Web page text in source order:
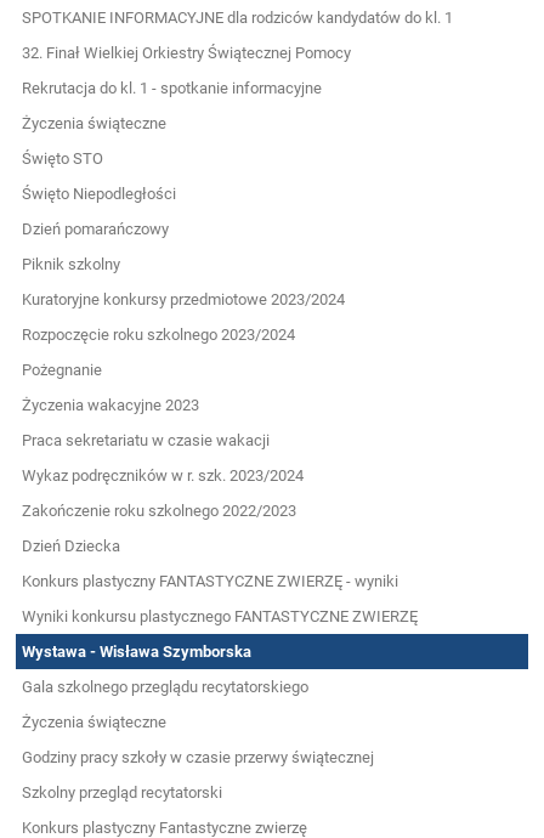
SPOTKANIE INFORMACYJNE dla rodziców kandydatów do kl. 1
32. Finał Wielkiej Orkiestry Świątecznej Pomocy
Rekrutacja do kl. 1 - spotkanie informacyjne
Życzenia świąteczne
Święto STO
Święto Niepodległości
Dzień pomarańczowy
Piknik szkolny
Kuratoryjne konkursy przedmiotowe 2023/2024
Rozpoczęcie roku szkolnego 2023/2024
Pożegnanie
Życzenia wakacyjne 2023
Praca sekretariatu w czasie wakacji
Wykaz podręczników w r. szk. 2023/2024
Zakończenie roku szkolnego 2022/2023
Dzień Dziecka
Konkurs plastyczny FANTASTYCZNE ZWIERZĘ - wyniki
Wyniki konkursu plastycznego FANTASTYCZNE ZWIERZĘ
Wystawa - Wisława Szymborska
Gala szkolnego przeglądu recytatorskiego
Życzenia świąteczne
Godziny pracy szkoły w czasie przerwy świątecznej
Szkolny przegląd recytatorski
Konkurs plastyczny Fantastyczne zwierzę